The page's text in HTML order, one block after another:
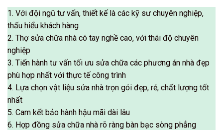
1. Với đội ngũ tư vấn, thiết kế là các kỹ sư chuyên nghiệp,
thấu hiểu khách hàng
2. Thợ sửa chữa nhà có tay nghề cao, với thái độ chuyên
nghiệp
3. Tiến hành tư vấn tối ưu sửa chữa các phương án nhà đẹp
phù hợp nhất với thực tế công trình
4. Lựa chọn vật liệu sửa nhà trọn gói đẹp, rẻ, chất lượng tốt
nhất
5. Cam kết bảo hành hậu mãi dài lâu
6. Hợp đồng sửa chữa nhà rõ ràng bàn bạc sòng phẳng